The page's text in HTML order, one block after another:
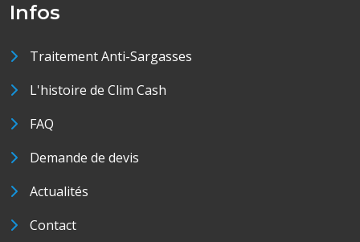
Infos
Traitement Anti-Sargasses
L'histoire de Clim Cash
FAQ
Demande de devis
Actualités
Contact